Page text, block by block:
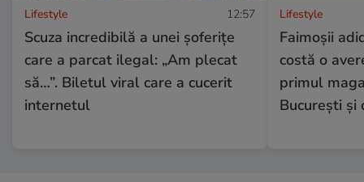
Lifestyle 12:57
Scuza incredibilă a unei șoferițe
care a parcat ilegal: „Am plecat
să…”. Biletul viral care a cucerit
internetul
Lifestyle
Faimoșii
costă o
primul
București și